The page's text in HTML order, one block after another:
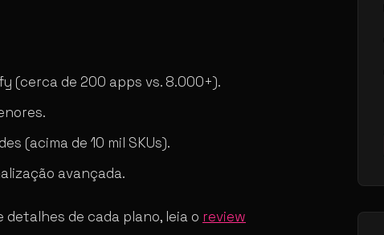
(cerca de 200 apps vs. 8.000+).
(acima de 10 mil SKUs).
avançada.
de cada plano, leia o review